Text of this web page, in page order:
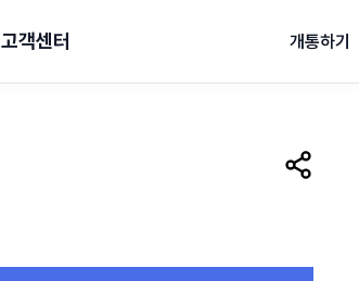
고객센터 개통하기
공유하기